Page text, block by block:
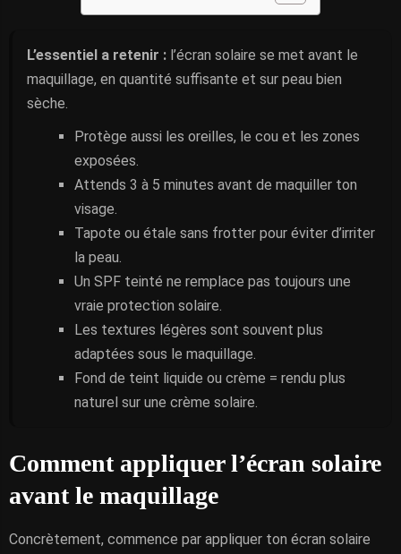
L’essentiel a retenir : l’écran solaire se met avant le
maquillage, en quantité suffisante et sur peau bien
sèche.
Protège aussi les oreilles, le cou et les zones
exposées.
Attends 3 à 5 minutes avant de maquiller ton
visage.
Tapote ou étale sans frotter pour éviter d’irriter
la peau.
Un SPF teinté ne remplace pas toujours une
vraie protection solaire.
Les textures légères sont souvent plus
adaptées sous le maquillage.
Fond de teint liquide ou crème = rendu plus
naturel sur une crème solaire.
Comment appliquer l’écran solaire
avant le maquillage
Concrètement, commence par appliquer ton écran solaire